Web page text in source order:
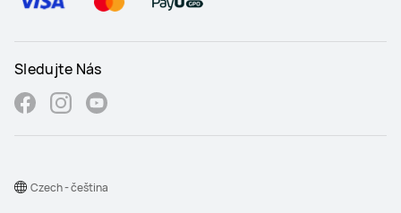
Sledujte Nás
Czech - čeština